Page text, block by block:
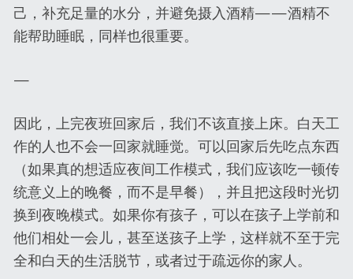
己，补充足量的水分，并避免摄入酒精——酒精不
能帮助睡眠，同样也很重要。
—
因此，上完夜班回家后，我们不该直接上床。白天工
作的人也不会一回家就睡觉。可以回家后先吃点东西
（如果真的想适应夜间工作模式，我们应该吃一顿传
统意义上的晚餐，而不是早餐），并且把这段时光切
换到夜晚模式。如果你有孩子，可以在孩子上学前和
他们相处一会儿，甚至送孩子上学，这样就不至于完
全和白天的生活脱节，或者过于疏远你的家人。